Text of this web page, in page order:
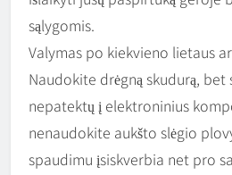
sąlygomis.
Valymas po kiekvieno lietaus
Naudokite drėgną skudurą,
nepatektų į elektroninius
nenaudokite aukšto slėgio
spaudimu įsiskverbia net pro